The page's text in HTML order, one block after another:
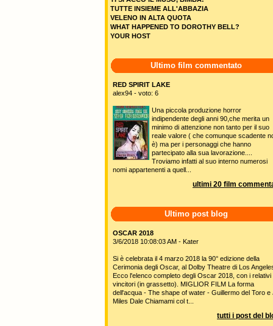
TUTTE INSIEME ALL'ABBAZIA
VELENO IN ALTA QUOTA
WHAT HAPPENED TO DOROTHY BELL?
YOUR HOST
Ultimo film commentato
RED SPIRIT LAKE
alex94 - voto: 6
Una piccola produzione horror
indipendente degli anni 90,che merita un
minimo di attenzione non tanto per il suo
reale valore ( che comunque scadente
è) ma per i personaggi che hanno
partecipato alla sua lavorazione....
Troviamo infatti al suo interno numerosi
nomi appartenenti a quell...
ultimi 20 film
Ultimo post blog
OSCAR 2018
3/6/2018 10:08:03 AM - Kater
Si è celebrata il 4 marzo 2018 la 90° edizione della
Cerimonia degli Oscar, al Dolby Theatre di Los
Ecco l'elenco completo degli Oscar 2018, con i relativi
vincitori (in grassetto). MIGLIOR FILM La forma
dell'acqua - The shape of water - Guillermo del Toro e
Miles Dale Chiamami col t...
tutti i post del